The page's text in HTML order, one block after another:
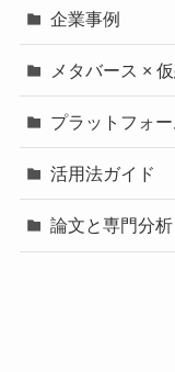
企業事例
メタバース ×
プラットフォ
活用法ガイド
論文と専門分析